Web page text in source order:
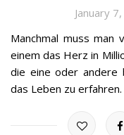
January
Manchmal muss man
einem das Herz in
die eine oder andere
das Leben zu